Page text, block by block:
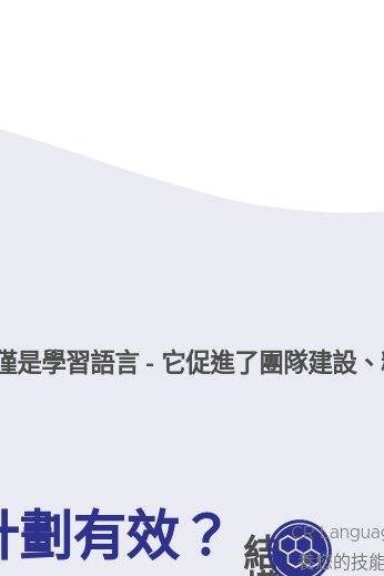
學習語言 - 它促進了團隊建設
有效？ 結
CR
養您的技